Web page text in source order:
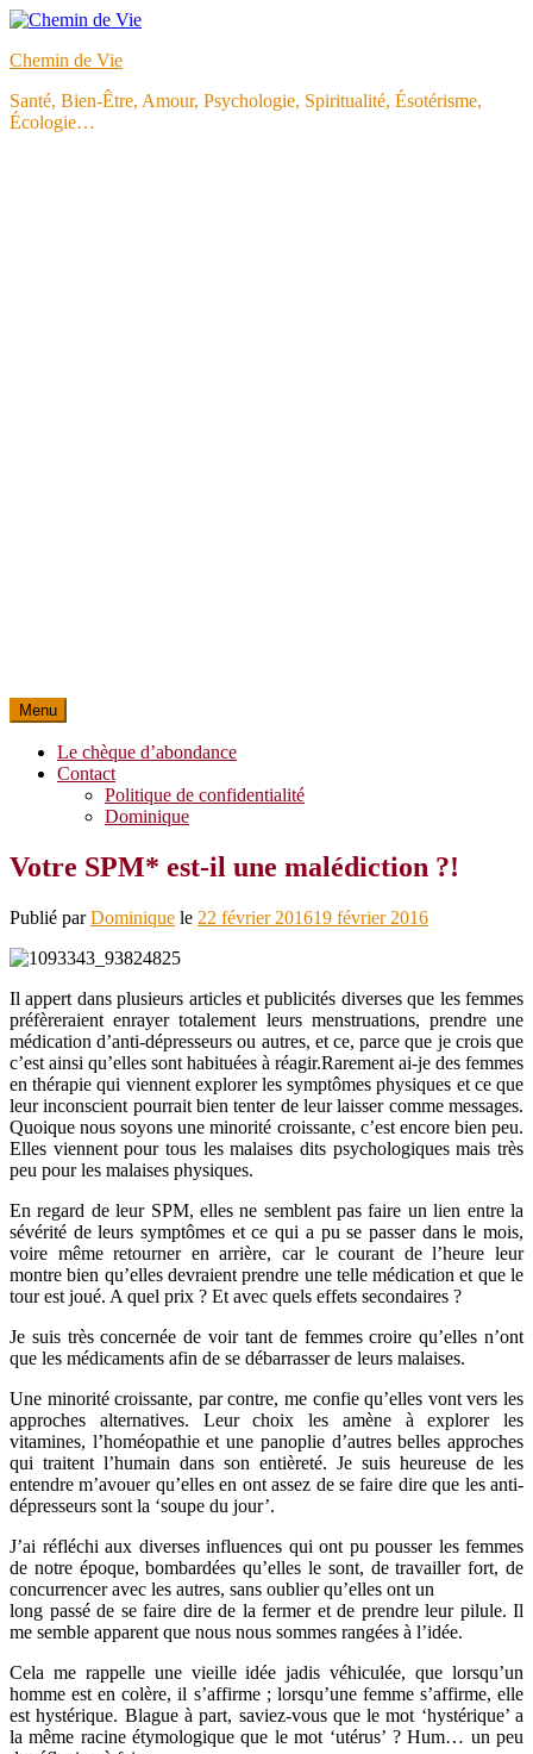
Aller
contenu
Chemin de Vie
Santé, Bien-Être, Amour, Psychologie, Spiritualité, Ésotérisme,
Écologie…
Menu
Le chèque d’abondance
Contact
Politique de confidentialité
Dominique
Votre SPM* est-il une malédiction ?!
Publié parDominique le 22 février 201619 février 2016
Il appert dans plusieurs articles et publicités diverses que les femmes
préfèreraient enrayer totalement leurs menstruations, prendre une
médication d’anti-dépresseurs ou autres, et ce, parce que je crois que
c’est ainsi qu’elles sont habituées à réagir.Rarement ai-je des femmes
en thérapie qui viennent explorer les symptômes physiques et ce que
leur inconscient pourrait bien tenter de leur laisser comme messages.
Quoique nous soyons une minorité croissante, c’est encore bien peu.
Elles viennent pour tous les malaises dits psychologiques mais très
peu pour les malaises physiques.
En regard de leur SPM, elles ne semblent pas faire un lien entre la
sévérité de leurs symptômes et ce qui a pu se passer dans le mois,
voire même retourner en arrière, car le courant de l’heure leur
montre bien qu’elles devraient prendre une telle médication et que le
tour est joué. A quel prix ? Et avec quels effets secondaires ?
Je suis très concernée de voir tant de femmes croire qu’elles n’ont
que les médicaments afin de se débarrasser de leurs malaises.
Une minorité croissante, par contre, me confie qu’elles vont vers les
approches alternatives. Leur choix les amène à explorer les
vitamines, l’homéopathie et une panoplie d’autres belles approches
qui traitent l’humain dans son entièreté. Je suis heureuse de les
entendre m’avouer qu’elles en ont assez de se faire dire que les anti-
dépresseurs sont la ‘soupe du jour’.
J’ai réfléchi aux diverses influences qui ont pu pousser les femmes
de notre époque, bombardées qu’elles le sont, de travailler fort, de
concurrencer avec les autres, sans oublier qu’elles ont un
long passé de se faire dire de la fermer et de prendre leur pilule. Il
me semble apparent que nous nous sommes rangées à l’idée.
Cela me rappelle une vieille idée jadis véhiculée, que lorsqu’un
homme est en colère, il s’affirme ; lorsqu’une femme s’affirme, elle
est hystérique. Blague à part, saviez-vous que le mot ‘hystérique’ a
la même racine étymologique que le mot ‘utérus’ ? Hum… un peu